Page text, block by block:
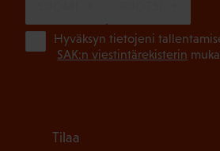
Hyväksyn tietojeni
SAK:n viestintärekisterin
Tilaa